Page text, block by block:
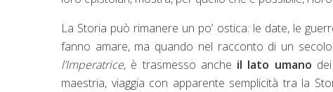
La Storia può rimanere un po’ ostica: le date, le
fanno amare, ma quando nel racconto di un
l’Imperatrice, è trasmesso anche il lato umano
maestria, viaggia con apparente semplicità tra la